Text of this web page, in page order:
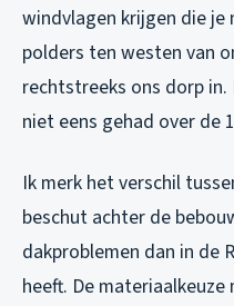
windvlagen krijgen die je
polders ten westen van
rechtstreeks ons dorp in.
niet eens gehad over de
Ik merk het verschil
beschut achter de
dakproblemen dan in de
heeft. De